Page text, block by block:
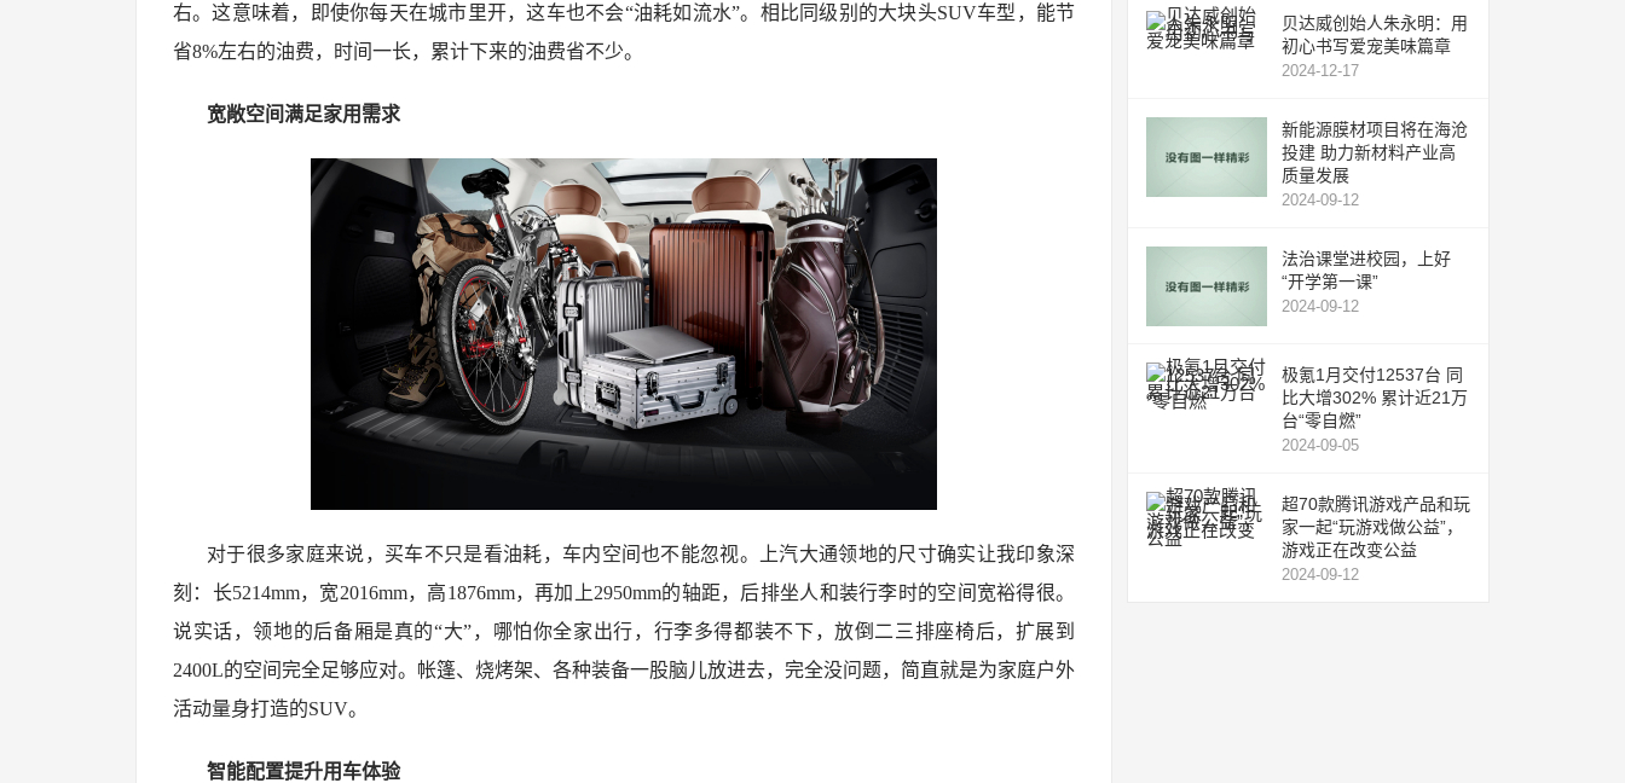
右。这意味着，即使你每天在城市里开，这车也不会“油耗如流水”。相比同级别的大块头SUV车型，能节
省8%左右的油费，时间一长，累计下来的油费省不少。
宽敞空间满足家用需求
对于很多家庭来说，买车不只是看油耗，车内空间也不能忽视。上汽大通领地的尺寸确实让我印象深
刻：长5214mm，宽2016mm，高1876mm，再加上2950mm的轴距，后排坐人和装行李时的空间宽裕得很。
说实话，领地的后备厢是真的“大”，哪怕你全家出行，行李多得都装不下，放倒二三排座椅后，扩展到
2400L的空间完全足够应对。帐篷、烧烤架、各种装备一股脑儿放进去，完全没问题，简直就是为家庭户外
活动量身打造的SUV。
智能配置提升用车体验
贝达威创始人朱永明：用
初心书写爱宠美味篇章
2024-12-17
新能源膜材项目将在海沧
投建 助力新材料产业高
质量发展
2024-09-12
法治课堂进校园，上好
“开学第一课”
2024-09-12
极氪1月交付12537台 同
比大增302% 累计近21万
台“零自燃”
2024-09-05
超70款腾讯游戏产品和玩
家一起“玩游戏做公益”，
游戏正在改变公益
2024-09-12